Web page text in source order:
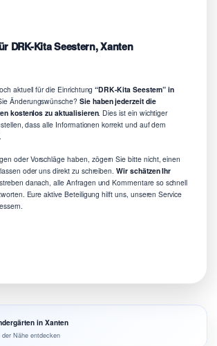
DRK-Kita Seestern, Xanten
aktuell für die Einrichtung“DRK-Kita Seestern” in
Änderungswünsche? Sie haben jederzeit die
kostenlos zu aktualisieren. Dies ist ein wichtiger
dass alle Informationen korrekt und auf dem
oder Vorschläge haben, zögern Sie bitte nicht, einen
oder uns direkt zu schreiben.Wir schätzen Ihr
danach, alle Anfragen und Kommentare so schnell
Eure aktive Beteiligung hilft uns, unseren Service
in Xanten
Nähe entdecken